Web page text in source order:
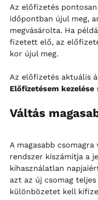
Az előfizetés
időpontban újul meg,
megvásárolta. Ha
fizetett elő, az
kor újul meg.
Az előfizetés aktuális
Előfizetésem kezelése
Váltás
A magasabb
rendszer kiszámítja a
kihasználatlan
azt az új csomag
különbözetet kell